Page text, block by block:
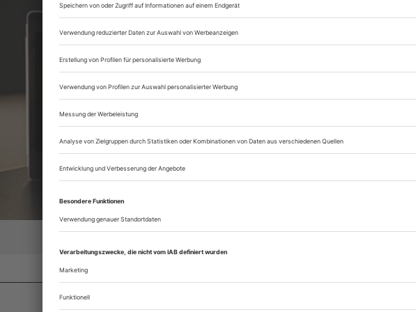
Zugang zur
Lesegenuss auf
Zugang zum
Opernwelt
Sie können alle Vorteile
sofort nutzen